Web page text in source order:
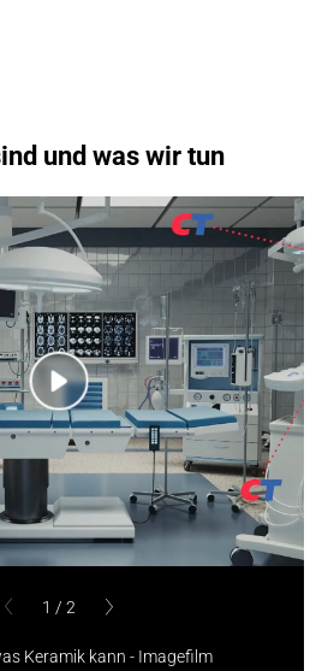
und was wir tun
nächste
1 / 2
Keramik kann - Imagefilm
nächste
1 / 2